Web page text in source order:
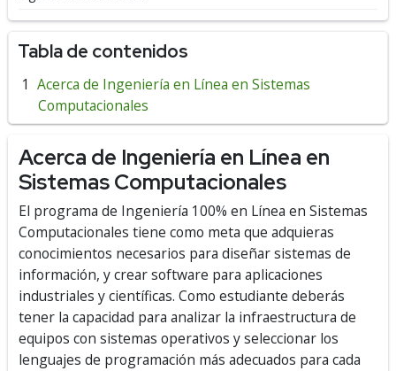
Tabla de contenidos
Acerca de Ingeniería en Línea en Sistemas
Computacionales
Acerca de Ingeniería en Línea en
Sistemas Computacionales
El programa de Ingeniería 100% en Línea en Sistemas
Computacionales tiene como meta que adquieras
conocimientos necesarios para diseñar sistemas de
información, y crear software para aplicaciones
industriales y científicas. Como estudiante deberás
tener la capacidad para analizar la infraestructura de
equipos con sistemas operativos y seleccionar los
lenguajes de programación más adecuados para cada